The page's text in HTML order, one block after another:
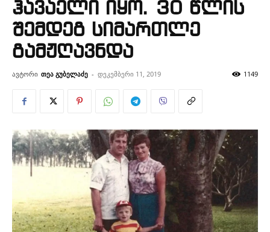
ჰავაელი იყო. 30 წლის
შემდეგ სიმართლე
გამჟღავნდა
ავტორი თეა გუბელაძე - დეკემბერი 11, 2019 1149